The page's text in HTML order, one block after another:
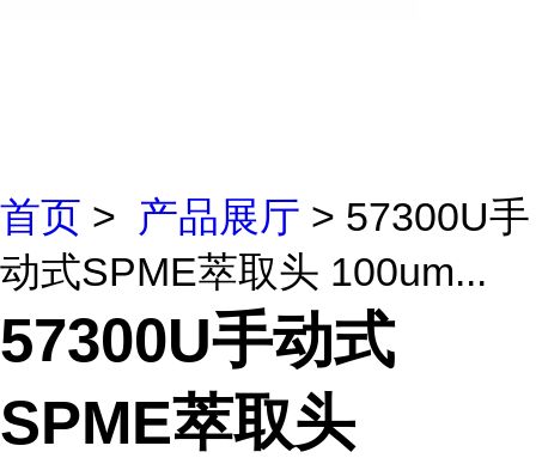
首页 > 产品展厅 > 57300U手
动式SPME萃取头 100um...
57300U手动式
SPME萃取头